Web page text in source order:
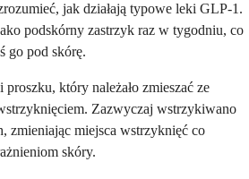
jak działają typowe leki GLP-1.
podskórny zastrzyk raz w tygodniu, co
go pod skórę.
który należało zmieszać ze
Zazwyczaj wstrzykiwano
zmieniając miejsca wstrzyknięć co
skóry.